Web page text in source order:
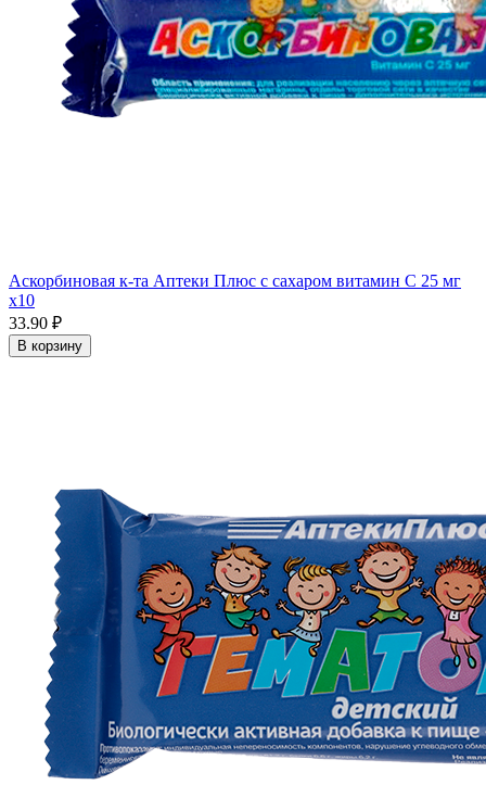
Аскорбиновая к-та Аптеки Плюс с сахаром витамин С 25 мг
x10
33.90 ₽
В корзину